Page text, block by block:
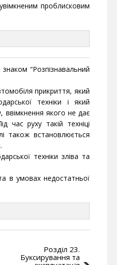
проблисковим
“Розпізнавальний
прикриття, який
техніки і який
якого не дає
час руху такій техніці
також встановлюється
техніки зліва та
в умовах недостатньої
Розділ 23.
Буксирування та